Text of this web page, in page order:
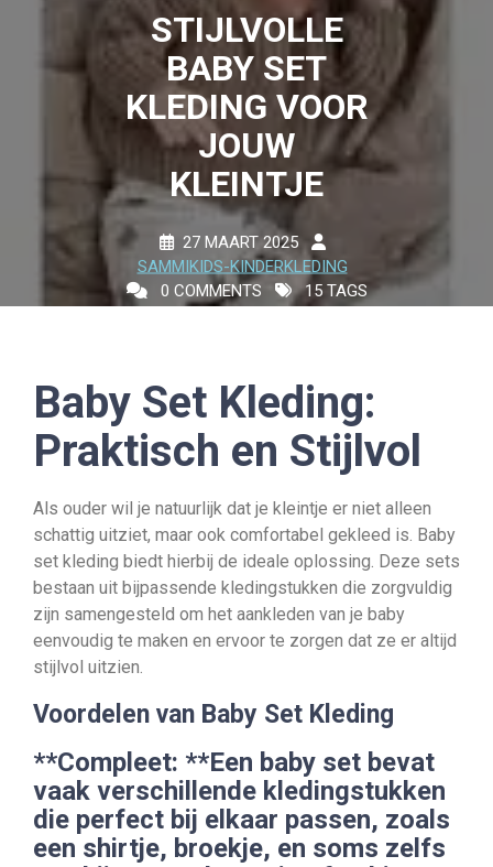
STIJLVOLLE
BABY SET
KLEDING VOOR
JOUW
KLEINTJE
27 MAART 2025
SAMMIKIDS-KINDERKLEDING
0 COMMENTS
15 TAGS
Baby Set Kleding:
Praktisch en Stijlvol
Als ouder wil je natuurlijk dat je kleintje er niet alleen
schattig uitziet, maar ook comfortabel gekleed is. Baby
set kleding biedt hierbij de ideale oplossing. Deze sets
bestaan uit bijpassende kledingstukken die zorgvuldig
zijn samengesteld om het aankleden van je baby
eenvoudig te maken en ervoor te zorgen dat ze er altijd
stijlvol uitzien.
Voordelen van Baby Set Kleding
**Compleet: **Een baby set bevat
vaak verschillende kledingstukken
die perfect bij elkaar passen, zoals
een shirtje, broekje, en soms zelfs